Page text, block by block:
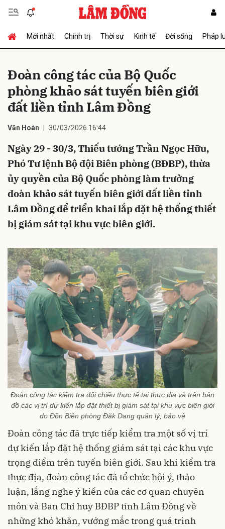
Mới nhất Chính trị Thời sự Kinh tế Đời sống Pháp
Đoàn công tác của Bộ Quốc
phòng khảo sát tuyến biên giới
đất liền tỉnh Lâm Đồng
Văn Hoàn 30/03/2026 16:44
Ngày 29 - 30/3, Thiếu tướng Trần Ngọc Hữu,
Phó Tư lệnh Bộ đội Biên phòng (BĐBP), thừa
ủy quyền của Bộ Quốc phòng làm trưởng
đoàn khảo sát tuyến biên giới đất liền tỉnh
Lâm Đồng để triển khai lắp đặt hệ thống thiết
bị giám sát tại khu vực biên giới.
Đoàn công tác kiểm tra đối chiếu thực tế tại thực địa và trên bản
đồ các vị trí dự kiến lắp đặt thiết bị giám sát tại khu vực biên giới
do Đồn Biên phòng Đăk Dang quản lý, bảo vệ
Đoàn công tác đã trực tiếp kiểm tra một số vị trí
dự kiến lắp đặt hệ thống giám sát tại các khu vực
trọng điểm trên tuyến biên giới. Sau khi kiểm tra
thực địa, đoàn công tác đã tổ chức hội ý, thảo
luận, lắng nghe ý kiến của các cơ quan chuyên
môn và Ban Chỉ huy BĐBP tỉnh Lâm Đồng về
những khó khăn, vướng mắc trong quá trình
Gửi bình luận
Hủy Gửi